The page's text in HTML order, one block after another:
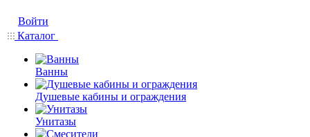
Войти
Каталог
Ванны
Душевые кабины и ограждения
Унитазы